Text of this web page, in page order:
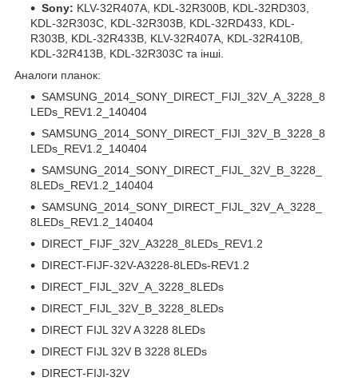
Sony: KLV-32R407A, KDL-32R300B, KDL-32RD303,
KDL-32R303C, KDL-32R303B, KDL-32RD433, KDL-
R303B, KDL-32R433B, KLV-32R407A, KDL-32R410B,
KDL-32R413B, KDL-32R303С та інші.
Аналоги планок:
SAMSUNG_2014_SONY_DIRECT_FIJI_32V_A_3228_8
LEDs_REV1.2_140404
SAMSUNG_2014_SONY_DIRECT_FIJI_32V_B_3228_8
LEDs_REV1.2_140404
SAMSUNG_2014_SONY_DIRECT_FIJL_32V_B_3228_
8LEDs_REV1.2_140404
SAMSUNG_2014_SONY_DIRECT_FIJL_32V_A_3228_
8LEDs_REV1.2_140404
DIRECT_FIJF_32V_A3228_8LEDs_REV1.2
DIRECT-FIJF-32V-A3228-8LEDs-REV1.2
DIRECT_FIJL_32V_A_3228_8LEDs
DIRECT_FIJL_32V_B_3228_8LEDs
DIRECT FIJL 32V A 3228 8LEDs
DIRECT FIJL 32V B 3228 8LEDs
DIRECT-FIJI-32V